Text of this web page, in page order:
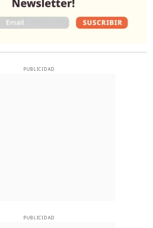
PUBLICIDAD
PUBLICIDAD